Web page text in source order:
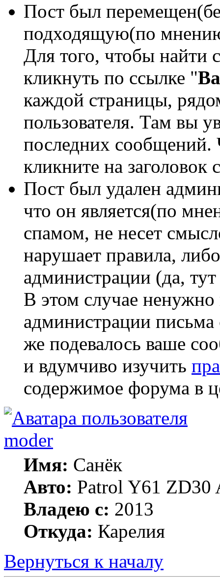
Пост был
подходящую(по
Для того, чтобы найти
кликнуть по ссылке "
каждой страницы,
пользователя. Там вы
последних
кликните на заголовок
Пост был удален
что он является(по
спамом, не несет
нарушает правила,
администрации (да, тут
В этом случае ненужно
администрации письма
же подевалось ваше
и вдумчиво изучить
содержимое форума в
moder
Имя: Санёк
Авто: Patrol Y61 ZD30
Владею с: 2013
Откуда: Карелия
Вернуться к началу